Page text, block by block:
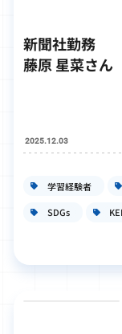
新聞社勤務
藤原 星菜さん
2025.12.03
学習経験者
SDGs